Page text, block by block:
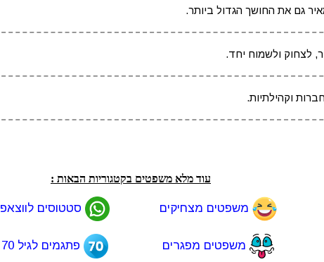
גם את החושך הגדול ביותר.
לצחוק ולשמוח יחד.
וקהילתיות.
עוד מלא משפטים בקטגוריות הבאות :
משפטים מצחיקים סטטוסים לווצאפ
משפטים מפגרים פתגמים לגיל 70